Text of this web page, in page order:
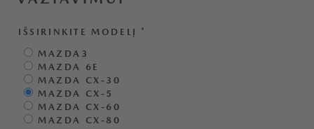
IŠSIRINKITE MODELĮ *
MAZDA3
MAZDA 6E
MAZDA CX-30
MAZDA CX-5
MAZDA CX-60
MAZDA CX-80